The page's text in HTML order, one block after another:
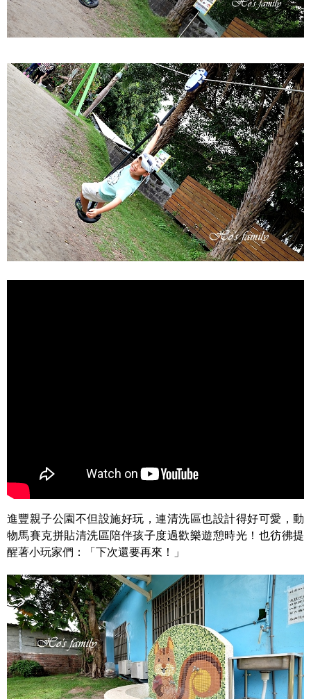
進豐親子公園不但設施好玩，連清洗區也設計得好可愛，動
物馬賽克拼貼清洗區陪伴孩子度過歡樂遊憩時光！也彷彿提
醒著小玩家們：「下次還要再來！」